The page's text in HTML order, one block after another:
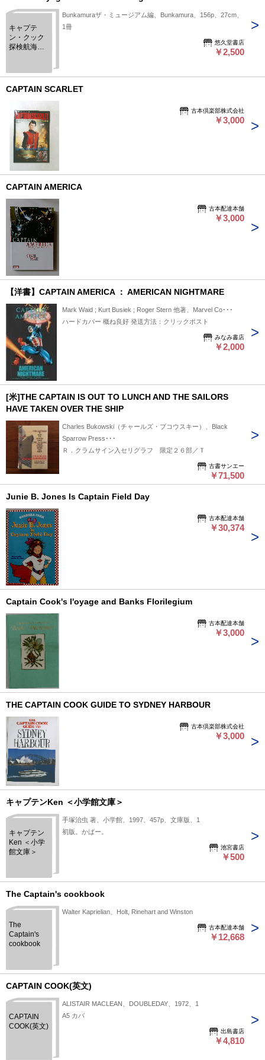
キャプテ
ン・クック
探検航海と
Captain
Cook's
voyage and
florilegium
Bunkamuraザ・ミュージアム編、Bunkamura、156p、27cm、
1冊
悠久堂書店
￥2,500
CAPTAIN SCARLET
古本倶楽部株式会社
￥3,000
CAPTAIN AMERICA
古本配達本舗
￥3,000
【洋書】CAPTAIN AMERICA ： AMERICAN NIGHTMARE
Mark Waid ; Kurt Busiek ; Roger Stern 他著、Marvel Co･･･
ハードカバー 概ね良好 発送方法：クリックポスト
みなみ書店
￥2,000
[米]THE CAPTAIN IS OUT TO LUNCH AND THE SAILORS
HAVE TAKEN OVER THE SHIP
Charles Bukowski（チャールズ・ブコウスキー）、Black
Sparrow Press･･･
Ｒ．クラムサイン入セリグラフ 限定２６部／Ｔ
古書サンエー
￥71,500
Junie B. Jones Is Captain Field Day
古本配達本舗
￥30,374
Captain Cook's l'oyage and Banks Florilegium
古本配達本舗
￥3,000
THE CAPTAIN COOK GUIDE TO SYDNEY HARBOUR
古本倶楽部株式会社
￥3,000
キャプテンKen ＜小学館文庫＞
キャプテン
Ken ＜小学
館文庫＞
手塚治虫 著、小学館、1997、457p、文庫版、1
初版。かばー。
池宮書店
￥500
The Captain's cookbook
The
Captain's
cookbook
Walter Kaprielian、Holt, Rinehart and Winston
古本配達本舗
￥12,668
CAPTAIN COOK(英文)
CAPTAIN
COOK(英文)
ALISTAIR MACLEAN、DOUBLEDAY、1972、1
A5 カバ
出島書店
￥4,810